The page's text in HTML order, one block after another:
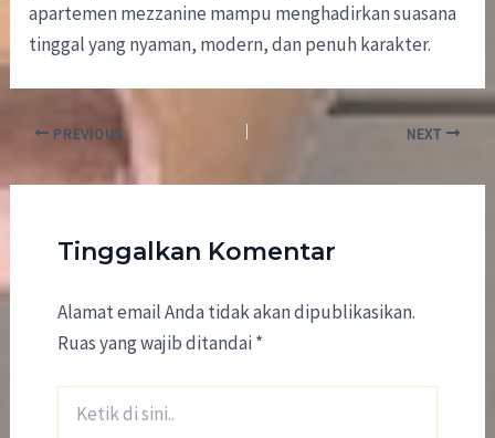
apartemen mezzanine mampu menghadirkan suasana
tinggal yang nyaman, modern, dan penuh karakter.
PREVIOUS NEXT
Tinggalkan Komentar
Alamat email Anda tidak akan dipublikasikan.
Ruas yang wajib ditandai*